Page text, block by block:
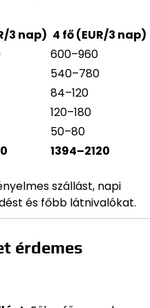
3 nap) 4 fő (EUR/3 nap)
600–960
540–780
84–120
120–180
50–80
1394–2120
szállást, napi
és főbb látnivalókat.
érdemes